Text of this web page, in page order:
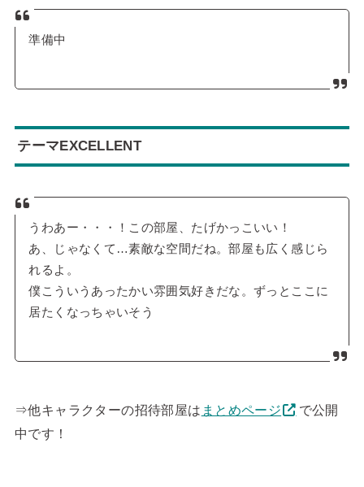
準備中
テーマEXCELLENT
うわあー・・・！この部屋、たげかっこいい！
あ、じゃなくて…素敵な空間だね。部屋も広く感じら
れるよ。
僕こういうあったかい雰囲気好きだな。ずっとここに
居たくなっちゃいそう
⇒他キャラクターの招待部屋は まとめページ
で公開
中です！